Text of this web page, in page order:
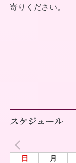
寄りください。
スケジュール
日 月